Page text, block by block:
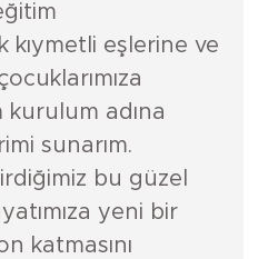
kıymetli eşlerine ve
kurulum adına
sunarım.
bu güzel
yeni bir
katmasını